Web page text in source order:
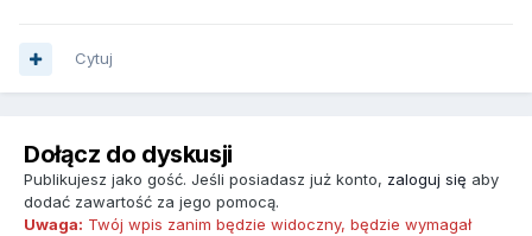
Cytuj
Dołącz do dyskusji
Publikujesz jako gość. Jeśli posiadasz już konto, zaloguj się aby
dodać zawartość za jego pomocą.
Uwaga: Twój wpis zanim będzie widoczny, będzie wymagał